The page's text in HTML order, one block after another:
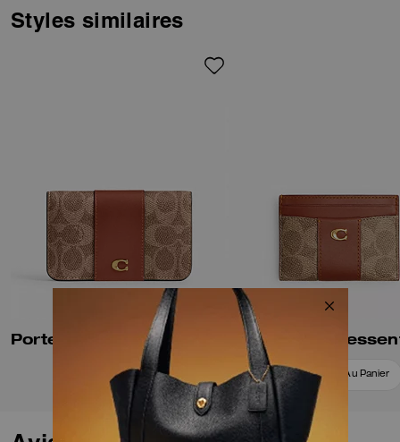
Styles similaires
Ajouter Au Panier Ajouter Au Panier